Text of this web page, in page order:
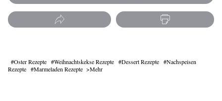
Oster Rezepte Weihnachtskekse Rezepte Dessert Rezepte
Nachspeisen
Rezepte
Marmeladen Rezepte Mehr